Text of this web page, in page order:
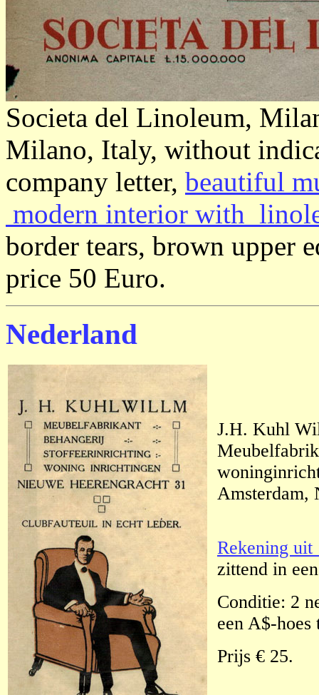
Societa del Linoleum,
Milano, Italy, without
company letter, beautiful
modern interior with
border tears, brown upper
price 50 Euro.
Nederland
J.H. Kuhl
Amsterdam,
Rekening uit
zittend in
Conditie: 2
een A$-hoes
Prijs € 25.